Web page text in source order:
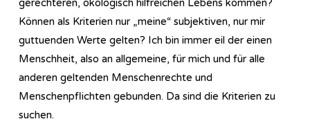
gerechteren, ökologisch hilfreichen Lebens kommen?
Können als Kriterien nur „meine“ subjektiven, nur mir
guttuenden Werte gelten? Ich bin immer eil der einen
Menschheit, also an allgemeine, für mich und für alle
anderen geltenden Menschenrechte und
Menschenpflichten gebunden. Da sind die Kriterien zu
suchen.